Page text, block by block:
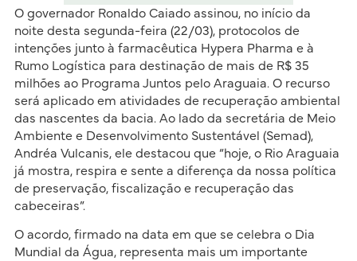
O governador Ronaldo Caiado assinou, no início da
noite desta segunda-feira (22/03), protocolos de
intenções junto à farmacêutica Hypera Pharma e à
Rumo Logística para destinação de mais de R$ 35
milhões ao Programa Juntos pelo Araguaia. O recurso
será aplicado em atividades de recuperação ambiental
das nascentes da bacia. Ao lado da secretária de Meio
Ambiente e Desenvolvimento Sustentável (Semad),
Andréa Vulcanis, ele destacou que “hoje, o Rio Araguaia
já mostra, respira e sente a diferença da nossa política
de preservação, fiscalização e recuperação das
cabeceiras”.
O acordo, firmado na data em que se celebra o Dia
Mundial da Água, representa mais um importante